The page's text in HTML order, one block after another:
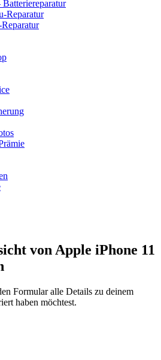
Reparatur
von Apple iPhone 11
Formular alle Details zu deinem
haben möchtest.